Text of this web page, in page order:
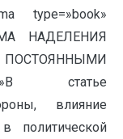
type=»book»
НАДЕЛЕНИЯ
статье
влияние
политической